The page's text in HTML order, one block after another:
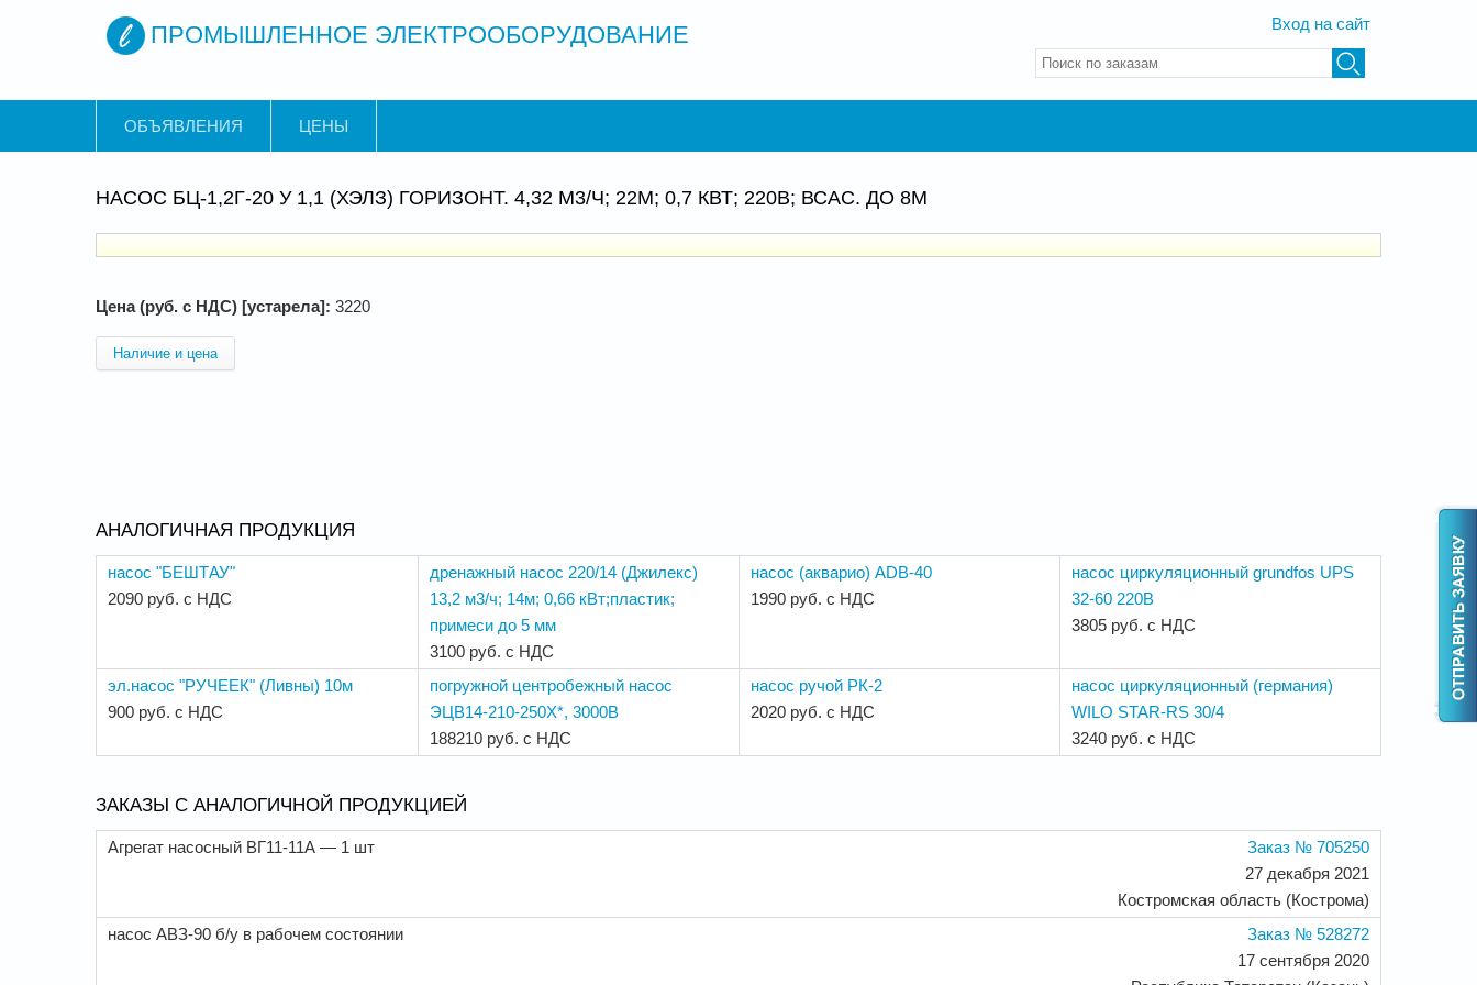
ПРОМЫШЛЕННОЕ ЭЛЕКТРООБОРУДОВАНИЕ Вход на сайт
Введите ключевые слова для поиска
ОБЪЯВЛЕНИЯ ЦЕНЫ
НАСОС БЦ-1,2Г-20 У 1,1 (ХЭЛЗ) ГОРИЗОНТ. 4,32 М3/Ч; 22М; 0,7 КВТ; 220В; ВСАС. ДО 8М
Цена (руб. с НДС) [устарела]: 3220
Наличие и цена
АНАЛОГИЧНАЯ ПРОДУКЦИЯ
насос "БЕШТАУ"
2090 руб. с НДС
дренажный насос 220/14 (Джилекс)
13,2 м3/ч; 14м; 0,66 кВт;пластик;
примеси до 5 мм
3100 руб. с НДС
насос (акварио) ADB-40
1990 руб. с НДС
насос циркуляционный grundfos UPS
32-60 220В
3805 руб. с НДС
эл.насос "РУЧЕЕК" (Ливны) 10м
900 руб. с НДС
погружной центробежный насос
ЭЦВ14-210-250Х*, 3000В
188210 руб. с НДС
насос ручой РК-2
2020 руб. с НДС
насос циркуляционный (германия)
WILO STAR-RS 30/4
3240 руб. с НДС
ЗАКАЗЫ С АНАЛОГИЧНОЙ ПРОДУКЦИЕЙ
Заказ № 705250
27 декабря 2021
Костромская область (Кострома)
Агрегат насосный ВГ11-11А — 1 шт
Заказ № 528272
17 сентября 2020
насос АВЗ-90 б/у в рабочем состоянии